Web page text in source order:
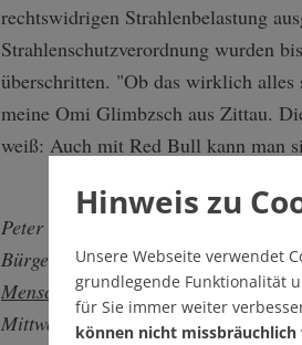
rechtswidrigen Strahlenbelastung
Strahlenschutzverordnung wurden
überschritten. "Ob das wirklich
meine Omi Glimbzsch aus Zittau.
weiß: Auch mit Red Bull kann man
Peter Grohmann ist Kabarettist und
Bürgerprojekten. Das aktuelle
Menschenrechte – 30 Tage im
Mittwoch, 26. Oktober.
Hinweis zu
Unsere Webseite verwendet
grundlegende Funktionalität
für Sie immer weiter
können nicht